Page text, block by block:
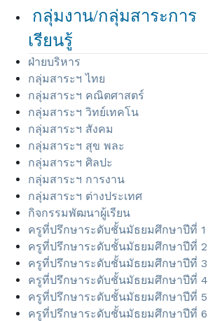
กลุ่มงาน/กลุ่มสาระการ
เรียนรู้
ฝ่ายบริหาร
กลุ่มสาระฯ ไทย
กลุ่มสาระฯ คณิตศาสตร์
กลุ่มสาระฯ วิทย์เทคโน
กลุ่มสาระฯ สังคม
กลุ่มสาระฯ สุข พละ
กลุ่มสาระฯ ศิลปะ
กลุ่มสาระฯ การงาน
กลุ่มสาระฯ ต่างประเทศ
กิจกรรมพัฒนาผู้เรียน
ครูที่ปรึกษาระดับชั้นมัธยมศึกษาปีที่ 1
ครูที่ปรึกษาระดับชั้นมัธยมศึกษาปีที่ 2
ครูที่ปรึกษาระดับชั้นมัธยมศึกษาปีที่ 3
ครูที่ปรึกษาระดับชั้นมัธยมศึกษาปีที่ 4
ครูที่ปรึกษาระดับชั้นมัธยมศึกษาปีที่ 5
ครูที่ปรึกษาระดับชั้นมัธยมศึกษาปีที่ 6